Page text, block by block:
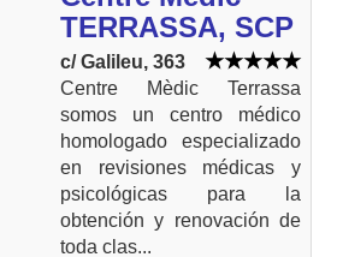
TERRASSA, SCP
c/ Galileu, 363
Centre Mèdic Terrassa
somos un centro médico
homologado especializado
en revisiones médicas y
psicológicas para la
obtención y renovación de
toda clas...